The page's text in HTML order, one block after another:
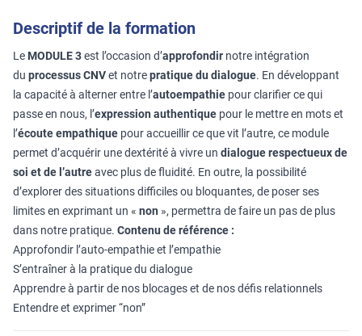
Descriptif de la formation
Le MODULE 3est l’occasion d’approfondir notre intégration
du processus CNVet notrepratique du dialogue. En développant
la capacité à alterner entre l’autoempathie pour clarifier ce qui
passe en nous, l’expression authentique pour le mettre en mots et
l’écoute empathique pour accueillir ce que vit l’autre, ce module
permet d’acquérir une dextérité à vivre un dialogue respectueux de
soi et de l’autreavec plus de fluidité. En outre, la possibilité
d’explorer des situations difficiles ou bloquantes, de poser ses
limites en exprimant un « non », permettra de faire un pas de plus
dans notre pratique. Contenu de référence :
Approfondir l’auto-empathie et l’empathie
S’entraîner à la pratique du dialogue
Apprendre à partir de nos blocages et de nos défis relationnels
Entendre et exprimer “non”